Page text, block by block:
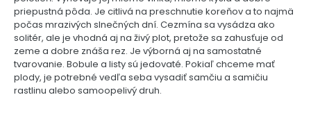
priepustná pôda. Je citlivá na preschnutie koreňov a to najmä
počas mrazivých slnečných dní. Cezmína sa vysádza ako
solitér, ale je vhodná aj na živý plot, pretože sa zahusťuje od
zeme a dobre znáša rez. Je výborná aj na samostatné
tvarovanie. Bobule a listy sú jedovaté. Pokiaľ chceme mať
plody, je potrebné vedľa seba vysadiť samčiu a samičiu
rastlinu alebo samoopelivý druh.